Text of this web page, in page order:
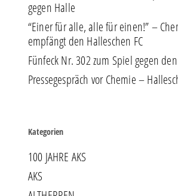
gegen Halle
“Einer für alle, alle für einen!” –
empfängt den Halleschen FC
Fünfeck Nr. 302 zum Spiel gegen den
Pressegespräch vor Chemie –
Kategorien
100 JAHRE AKS
AKS